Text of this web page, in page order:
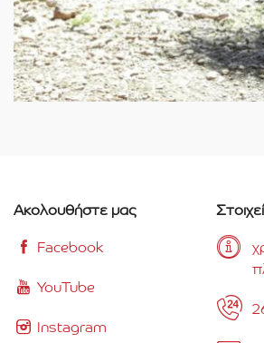
Ακολουθήστε μας
Facebook
YouTube
Instagram